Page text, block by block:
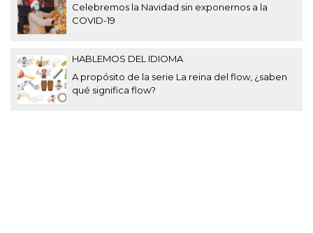
Celebremos la Navidad sin exponernos a la
COVID-19
HABLEMOS DEL IDIOMA
A propósito de la serie La reina del flow, ¿saben
qué significa flow?